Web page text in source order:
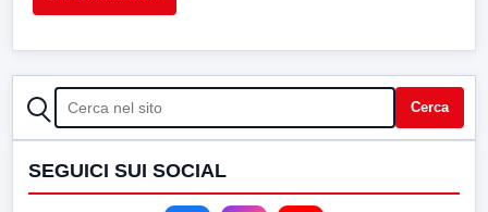
CERCA Cerca
SEGUICI SUI SOCIAL